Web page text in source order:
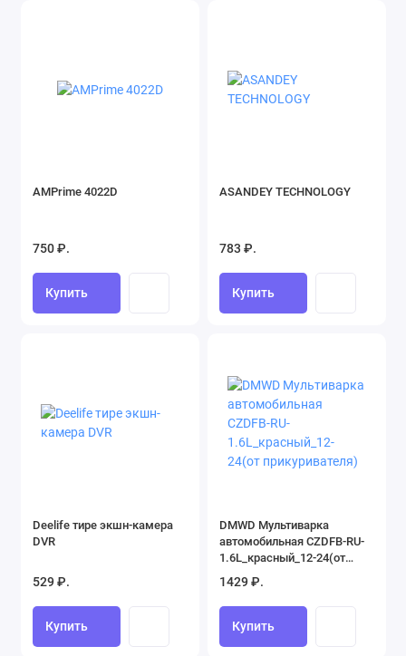
AMPrime 4022D
750 ₽.
Купить
ASANDEY TECHNOLOGY
783 ₽.
Купить
Deelife тире экшн-камера
DVR
529 ₽.
Купить
DMWD Мультиварка
автомобильная CZDFB-RU-
1.6L_красный_12-24(от
1429 ₽.
Купить